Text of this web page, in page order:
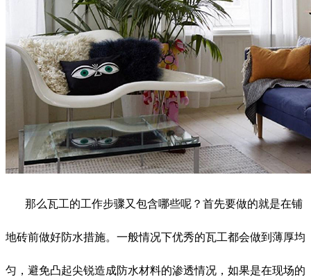
那么瓦工的工作步骤又包含哪些呢？首先要做的就是在铺
地砖前做好防水措施。一般情况下优秀的瓦工都会做到薄厚均
匀，避免凸起尖锐造成防水材料的渗透情况，如果是在现场的